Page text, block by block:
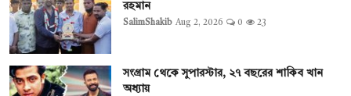
রহমান
SalimShakib Aug 2, 2026 0 23
সংগ্রাম থেকে সুপারস্টার, ২৭ বছরের শাকিব খান
অধ্যায়